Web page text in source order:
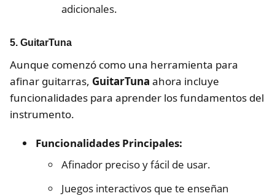
adicionales.
5. GuitarTuna
Aunque comenzó como una herramienta para
afinar guitarras, GuitarTuna ahora incluye
funcionalidades para aprender los fundamentos del
instrumento.
Funcionalidades Principales:
Afinador preciso y fácil de usar.
Juegos interactivos que te enseñan